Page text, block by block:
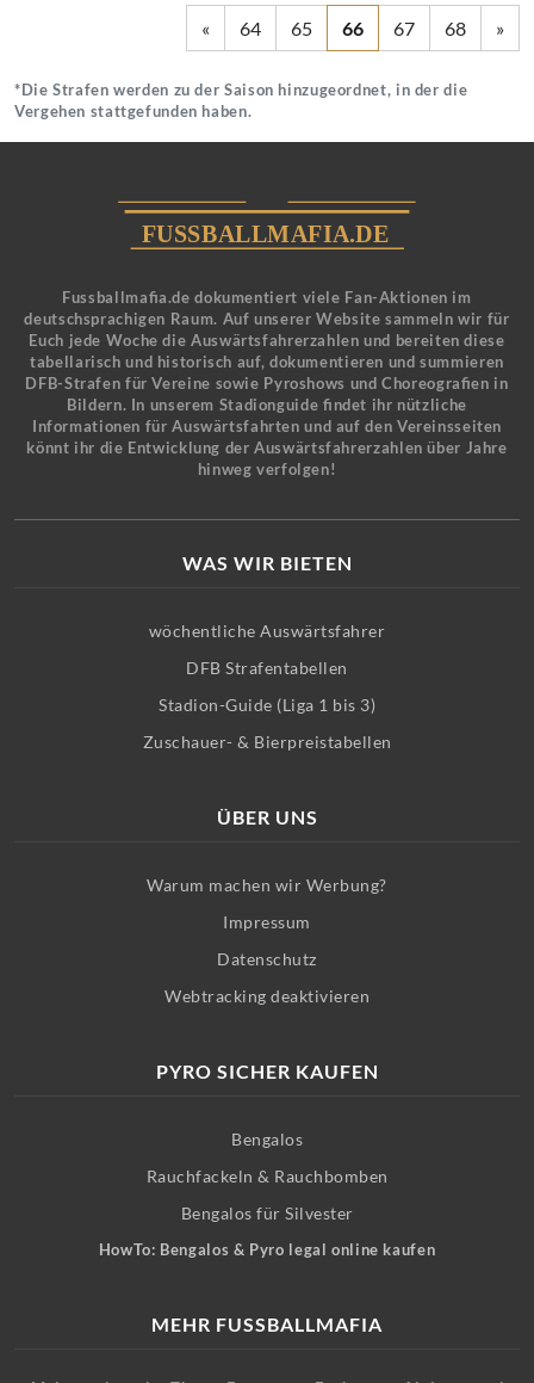
« 64 65 66 67 68 »
*Die Strafen werden zu der Saison hinzugeordnet, in der die
Vergehen stattgefunden haben.
Fussballmafia.de dokumentiert viele Fan-Aktionen im
deutschsprachigen Raum. Auf unserer Website sammeln wir für
Euch jede Woche die Auswärtsfahrerzahlen und bereiten diese
tabellarisch und historisch auf, dokumentieren und summieren
DFB-Strafen für Vereine sowie Pyroshows und Choreografien in
Bildern. In unserem Stadionguide findet ihr nützliche
Informationen für Auswärtsfahrten und auf den Vereinsseiten
könnt ihr die Entwicklung der Auswärtsfahrerzahlen über Jahre
hinweg verfolgen!
WAS WIR BIETEN
wöchentliche Auswärtsfahrer
DFB Strafentabellen
Stadion-Guide (Liga 1 bis 3)
Zuschauer- & Bierpreistabellen
ÜBER UNS
Warum machen wir Werbung?
Impressum
Datenschutz
Webtracking deaktivieren
PYRO SICHER KAUFEN
Bengalos
Rauchfackeln & Rauchbomben
Bengalos für Silvester
HowTo: Bengalos & Pyro legal online kaufen
MEHR FUSSBALLMAFIA